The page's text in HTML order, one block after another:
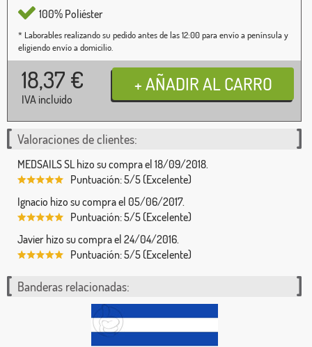
100% Poliéster
* Laborables realizando su pedido antes de las 12:00 para envío a península y
eligiendo envío a domicilio.
18,37 €
IVA incluido
Valoraciones de clientes:
MEDSAILS SL hizo su compra el 18/09/2018.
Puntuación: 5/5 (Excelente)
Ignacio hizo su compra el 05/06/2017.
Puntuación: 5/5 (Excelente)
Javier hizo su compra el 24/04/2016.
Puntuación: 5/5 (Excelente)
Banderas relacionadas: